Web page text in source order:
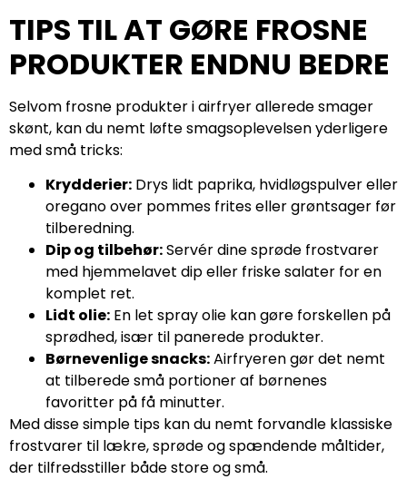
TIPS TIL AT GØRE FROSNE
PRODUKTER ENDNU BEDRE
Selvom frosne produkter i airfryer allerede smager
skønt, kan du nemt løfte smagsoplevelsen yderligere
med små tricks:
Krydderier: Drys lidt paprika, hvidløgspulver eller
oregano over pommes frites eller grøntsager før
tilberedning.
Dip og tilbehør:Servér dine sprøde frostvarer
med hjemmelavet dip eller friske salater for en
komplet ret.
Lidt olie: En let spray olie kan gøre forskellen på
sprødhed, især til panerede produkter.
Børnevenlige snacks:Airfryeren gør det nemt
at tilberede små portioner af børnenes
favoritter på få minutter.
Med disse simple tips kan du nemt forvandle klassiske
frostvarer til lækre, sprøde og spændende måltider,
der tilfredsstiller både store og små.